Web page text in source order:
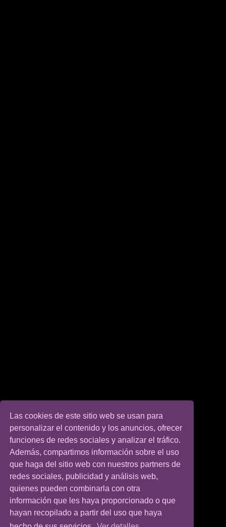
Las cookies de este sitio web se usan para
personalizar el contenido y los anuncios, ofrecer
funciones de redes sociales y analizar el tráfico.
Además, compartimos información sobre el uso
que haga del sitio web con nuestros partners de
redes sociales, publicidad y análisis web,
quienes pueden combinarla con otra
información que les haya proporcionado o que
hayan recopilado a partir del uso que haya